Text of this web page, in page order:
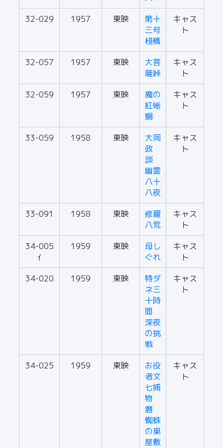
32-029
1957 東映
第十
三号
棧橋
キャス
ト
32-057 1957 東映
大菩
薩峠
キャス
ト
32-059
1957 東映
魔の
紅蜥
蝪
キャス
ト
33-059 1958 東映
大岡
政
談
幽霊
八十
八夜
キャス
ト
33-091 1958 東映
修羅
八荒
キャス
ト
34-005
ｲ
1959 東映
母し
ぐれ
キャス
ト
34-020
1959 東映
特ダ
ネ三
十時
間
深夜
の挑
戦
キャス
ト
34-025 1959 東映
お役
者文
七捕
物
暦
蜘蛛
の巣
屋敷
キャス
ト